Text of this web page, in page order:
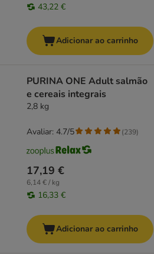
43,22 €
Adicionar ao carrinho
PURINA ONE Adult salmão
e cereais integrais
2,8 kg
17,19 €
6,14 € / kg
16,33 €
Avaliar: 4.7/5 (239)
Adicionar ao carrinho